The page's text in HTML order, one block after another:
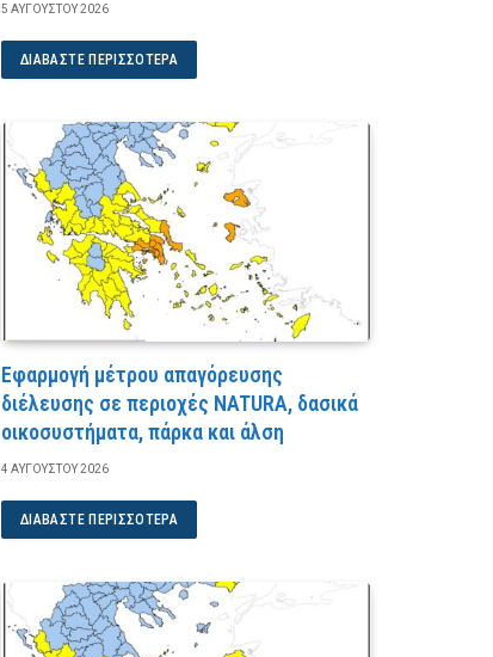
5 ΑΥΓΟΎΣΤΟΥ 2026
ΔΙΑΒΆΣΤΕ ΠΕΡΙΣΣΌΤΕΡΑ
Εφαρμογή μέτρου απαγόρευσης
διέλευσης σε περιοχές NATURA, δασικά
οικοσυστήματα, πάρκα και άλση
4 ΑΥΓΟΎΣΤΟΥ 2026
ΔΙΑΒΆΣΤΕ ΠΕΡΙΣΣΌΤΕΡΑ